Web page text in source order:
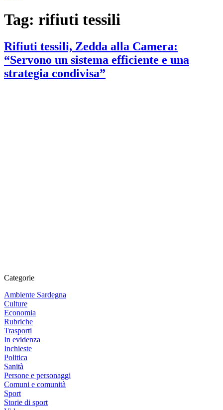
Tag: rifiuti tessili
Rifiuti tessili, Zedda alla Camera:
“Servono un sistema efficiente e una
strategia condivisa”
Categorie
Ambiente Sardegna
Culture
Economia
Rubriche
Trasporti
In evidenza
Inchieste
Politica
Sanità
Persone e personaggi
Comuni e comunità
Sport
Storie di sport